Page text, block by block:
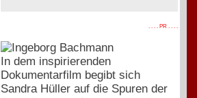
. . . . PR . . . .
In dem inspirierenden
Dokumentarfilm begibt sich
Sandra Hüller auf die Spuren der